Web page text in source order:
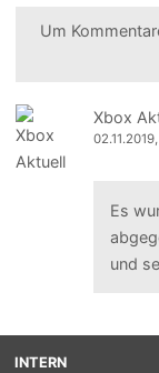
Um
Xbox
Es
und
INTERN